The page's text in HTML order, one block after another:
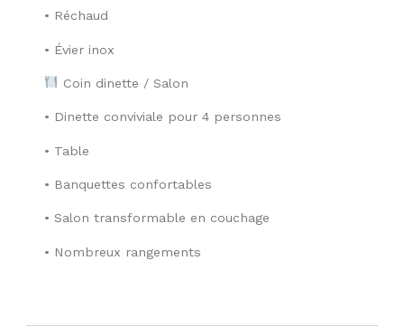
• Réchaud
• Évier inox
Coin dinette / Salon
• Dinette conviviale pour 4 personnes
• Table
• Banquettes confortables
• Salon transformable en couchage
• Nombreux rangements